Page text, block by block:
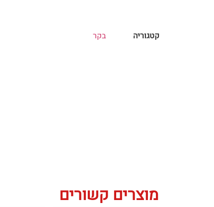
קטגוריה בקר
מוצרים קשורים